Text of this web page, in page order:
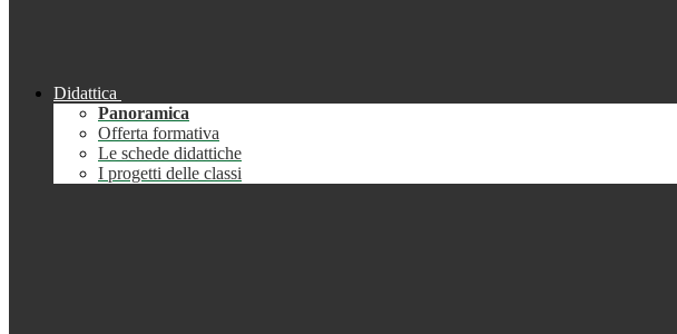
Didattica
Panoramica
Offerta formativa
Le schede didattiche
I progetti delle classi